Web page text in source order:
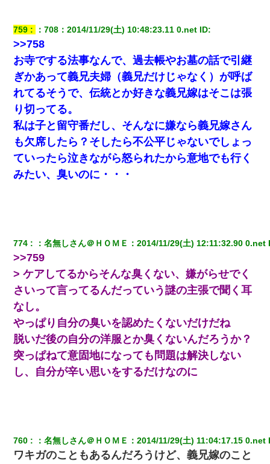
759 ：708 ：2014/11/29(土) 10:48:23.11 0.net ID:
>>758
お寺でする法事なんで、過去帳やお墓の話で引継
ぎかあって義兄夫婦（義兄だけじゃなく）が呼ば
れてるそうで、伝統とか好きな義兄嫁はそこは張
り切ってる。
私は子と留守番だし、そんなに嫌なら義兄嫁さん
も欠席したら？そしたら不公平じゃないでしょっ
ていったら泣きながら怒られたから意地でも行く
みたい、臭いのに・・・
774 ：名無しさん＠ＨＯＭＥ ：2014/11/29(土) 12:11:32.90 0.net
>>759
> ケアしてるからそんな臭くない、嫌がらせでく
さいって言ってるんだっていう謎の主張で聞く耳
なし。
やっぱり自分の臭いを認めたくないだけだね
脱いだ後の自分の洋服とか臭くないんだろうか？
突っぱねて意固地になっても問題は解決しない
し、自分が辛い思いをするだけなのに
760 ：名無しさん＠ＨＯＭＥ ：2014/11/29(土) 11:04:17.15 0.net
ワキガのこともあるんだろうけど、義兄嫁のこと